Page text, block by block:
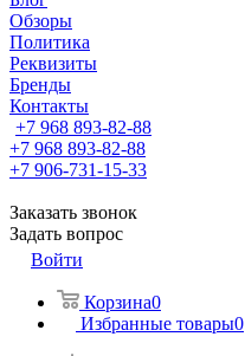
Обзоры
Политика
Реквизиты
Бренды
Контакты
+7 968 893-82-88
+7 968 893-82-88
+7 906-731-15-33
Заказать звонок
Задать вопрос
Войти
Корзина0
Избранные товары0